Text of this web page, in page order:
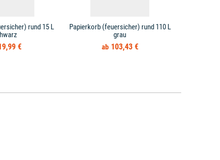
rund 15 L
€
Papierkorb (feuersicher) rund 110 L
grau
103,43 €